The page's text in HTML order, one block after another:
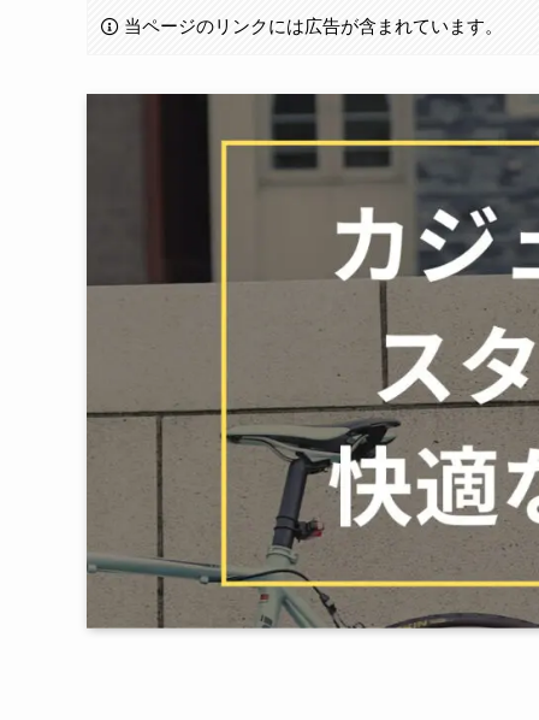
当ページのリンクには広告が含まれています。